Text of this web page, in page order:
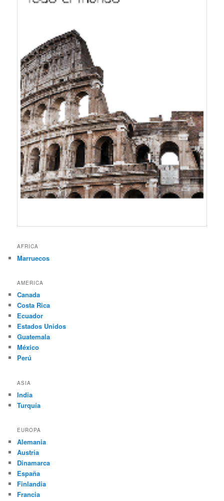
AFRICA
Marruecos
AMERICA
Canada
Costa Rica
Ecuador
Estados Unidos
Guatemala
México
Perú
ASIA
India
Turquía
EUROPA
Alemania
Austria
Dinamarca
España
Finlandia
Francia